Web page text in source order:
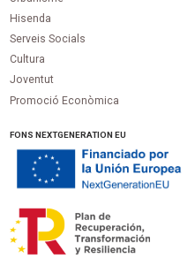
Hisenda
Serveis Socials
Cultura
Joventut
Promoció Econòmica
FONS NEXTGENERATION EU